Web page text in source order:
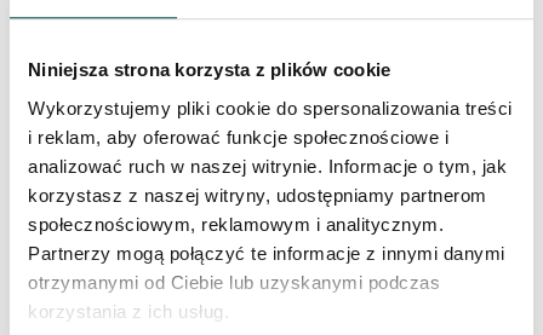
Niniejsza strona korzysta z plików cookie
Wykorzystujemy pliki cookie do spersonalizowania treści
i reklam, aby oferować funkcje społecznościowe i
analizować ruch w naszej witrynie. Informacje o tym, jak
korzystasz z naszej witryny, udostępniamy partnerom
społecznościowym, reklamowym i analitycznym.
Partnerzy mogą połączyć te informacje z innymi danymi
otrzymanymi od Ciebie lub uzyskanymi podczas
korzystania z ich usług.
sypialni, kuchni czy salonu białymi, kremowymi i
Kuchnia jest miejscem, które ma największą styczność
z rozlanymi cieczami, tłuszczem i innnymi
substancjami, które mogą zabrudzić posadzkę czy
blat kuchenny.
Granit to bardzo odporny materiał, który dodatkowo
zaimpregnowany nie będzie chłonąć żadnych cieczy.
Rozlane wino czy tłuszcz rozlany na jego powierzchni,
należy zetrzeć wilgotną ścierką z domieszką
delikatnego płytnu do mycia. Tak łatwe utrzymanie